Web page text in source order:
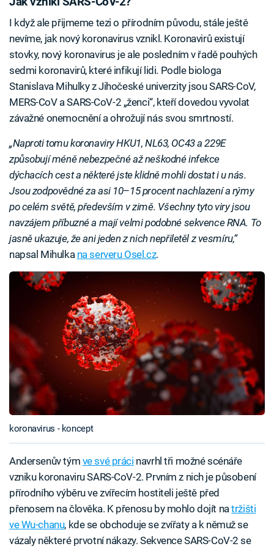
I když ale přijmeme tezi o přírodním původu, stále ještě
nevíme, jak nový koronavirus vznikl. Koronavirů existují
stovky, nový koronavirus je ale posledním v řadě pouhých
sedmi koronavirů, které infikují lidi. Podle biologa
Stanislava Mihulky z Jihočeské univerzity jsou SARS-CoV,
MERS-CoV a SARS-CoV-2 „ženci“, kteří dovedou vyvolat
závažné onemocnění a ohrožují nás svou smrtností.
„Naproti tomu koronaviry HKU1, NL63, OC43 a 229E
způsobují méně nebezpečné až neškodné infekce
dýchacích cest a některé jste klidně mohli dostat i u nás.
Jsou zodpovědné za asi 10–15 procent nachlazení a rýmy
po celém světě, především v zimě. Všechny tyto viry jsou
navzájem příbuzné a mají velmi podobné sekvence RNA. To
jasně ukazuje, že ani jeden z nich nepřiletěl z vesmíru,“
napsal Mihulka na serveru Osel.cz.
koronavirus - koncept
Andersenův tým ve své práci navrhl tři možné scénáře
vzniku koronaviru SARS-CoV-2. Prvním z nich je působení
přírodního výběru ve zvířecím hostiteli ještě před
přenosem na člověka. K přenosu by mohlo dojít natržišti
ve Wu-chanu, kde se obchoduje se zvířaty a k němuž se
vázaly některé prvotní nákazy. Sekvence SARS-CoV-2 se